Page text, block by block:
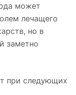
может
лечащего
но в
заметно
при следующих